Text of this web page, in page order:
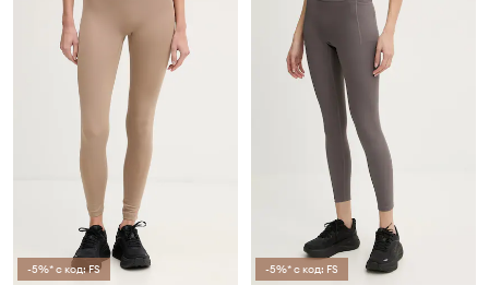
-5%* с код: FS -5%* с код: FS